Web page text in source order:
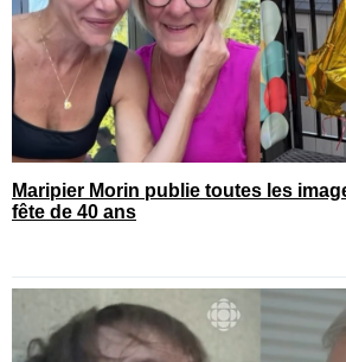
Maripier Morin publie toutes les
fête de 40 ans